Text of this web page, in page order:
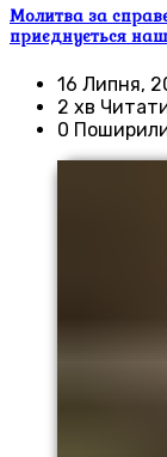
Молитва за
приєднується
16 Липня,
2 хв
0